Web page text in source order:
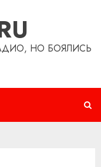
НО БОЯЛИСЬ